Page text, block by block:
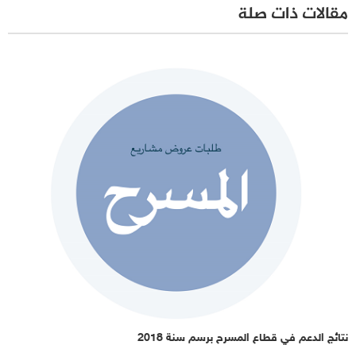
مقالات ذات صلة
نتائج الدعم في قطاع المسرح برسم سنة 2018